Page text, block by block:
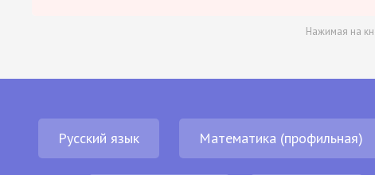
Нажимая на
Русский язык Математика (профильная)